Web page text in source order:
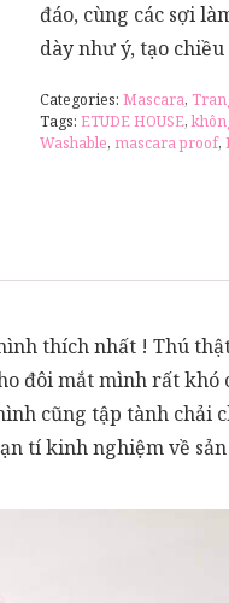
đáo, cùng các sợi
dày như ý, tạo
Categories: Mascara,
Tags: ETUDE HOUSE,
Washable, mascara proof,
thích nhất ! Thú
đôi mắt mình rất
cũng tập tành chải
tí kinh nghiệm về